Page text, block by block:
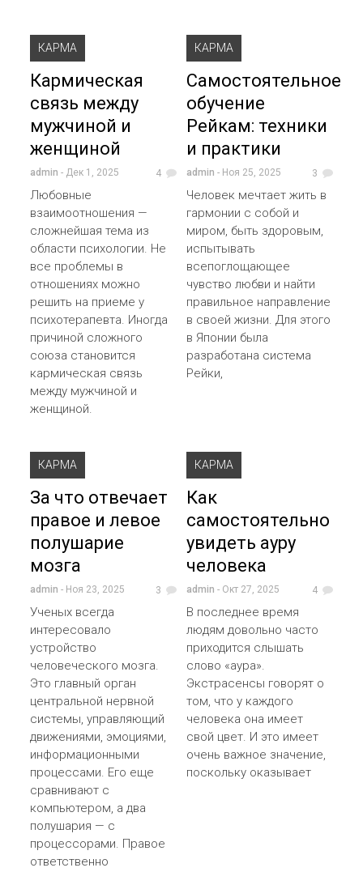
КАРМА
Кармическая
связь между
мужчиной и
женщиной
admin - Дек 1, 2025 4
Любовные
взаимоотношения —
сложнейшая тема из
области психологии. Не
все проблемы в
отношениях можно
решить на приеме у
психотерапевта. Иногда
причиной сложного
союза становится
кармическая связь
между мужчиной и
женщиной.
КАРМА
Самостоятельное
обучение
Рейкам: техники
и практики
admin - Ноя 25, 2025 3
Человек мечтает жить в
гармонии с собой и
миром, быть здоровым,
испытывать
всепоглощающее
чувство любви и найти
правильное направление
в своей жизни. Для этого
в Японии была
разработана система
Рейки,
КАРМА
За что отвечает
правое и левое
полушарие
мозга
admin - Ноя 23, 2025 3
Ученых всегда
интересовало
устройство
человеческого мозга.
Это главный орган
центральной нервной
системы, управляющий
движениями, эмоциями,
информационными
процессами. Его еще
сравнивают с
компьютером, а два
полушария — с
процессорами. Правое
ответственно
КАРМА
Как
самостоятельно
увидеть ауру
человека
admin - Окт 27, 2025 4
В последнее время
людям довольно часто
приходится слышать
слово «аура».
Экстрасенсы говорят о
том, что у каждого
человека она имеет
свой цвет. И это имеет
очень важное значение,
поскольку оказывает